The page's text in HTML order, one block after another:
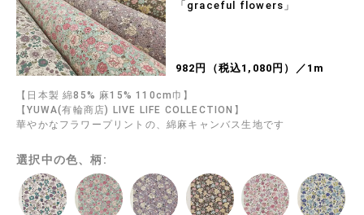
「graceful flowers」
982円（税込1,080円）／1m
【日本製 綿85% 麻15% 110cm巾】
【YUWA(有輪商店) LIVE LIFE COLLECTION】
華やかなフラワープリントの、綿麻キャンバス生地です
選択中の色、柄: